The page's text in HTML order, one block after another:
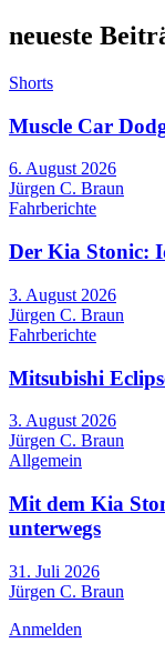
neueste
Shorts
Muscle Car
6. August 2026
Jürgen C. Braun
Fahrberichte
Der Kia Stonic:
3. August 2026
Jürgen C. Braun
Fahrberichte
Mitsubishi
3. August 2026
Jürgen C. Braun
Allgemein
Mit dem Kia
unterwegs
31. Juli 2026
Jürgen C. Braun
Anmelden